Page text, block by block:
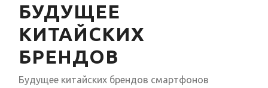
БУДУЩЕЕ
КИТАЙСКИХ
БРЕНДОВ
Будущее китайских брендов смартфонов